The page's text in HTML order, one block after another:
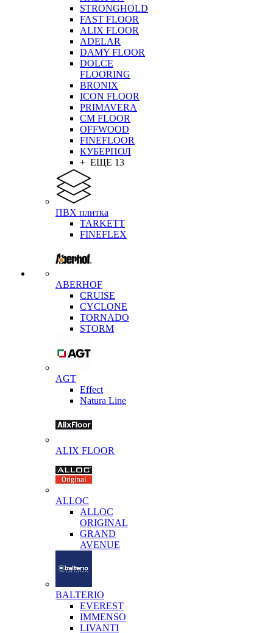
STRONGHOLD
FAST FLOOR
ALIX FLOOR
ADELAR
DAMY FLOOR
DOLCE
FLOORING
BRONIX
ICON FLOOR
PRIMAVERA
CM FLOOR
OFFWOOD
FINEFLOOR
КУБЕРПОЛ
+ ЕЩЕ 13
ПВХ плитка
TARKETT
FINEFLEX
ABERHOF
CRUISE
CYCLONE
TORNADO
STORM
AGT
Effect
Natura Line
ALIX FLOOR
ALLOC
ALLOC
ORIGINAL
GRAND
AVENUE
BALTERIO
EVEREST
IMMENSO
LIVANTI